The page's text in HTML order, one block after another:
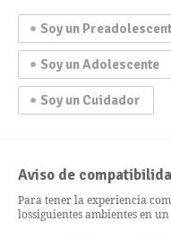
Soy un
Soy un Adolescente
Soy un Cuidador
Aviso de
Para tener la experiencia
lossiguientes ambientes en